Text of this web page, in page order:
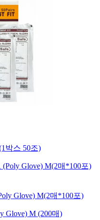
박스 50조)
Glove) M(2매*100포)